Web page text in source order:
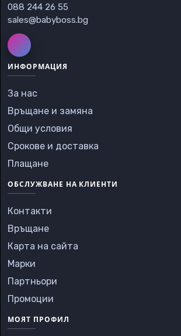
088 244 26 55
sales@babyboss.bg
ИНФОРМАЦИЯ
За нас
Връщане и замяна
Общи условия
Срокове и доставка
Плащане
ОБСЛУЖВАНЕ НА КЛИЕНТИ
Контакти
Връщане
Карта на сайта
Марки
Партньори
Промоции
МОЯТ ПРОФИЛ